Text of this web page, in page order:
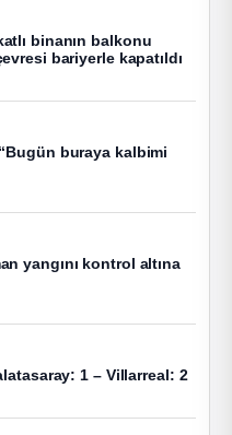
binanın balkonu
bariyerle kapatıldı
buraya kalbimi
yangını kontrol altına
1 – Villarreal: 2